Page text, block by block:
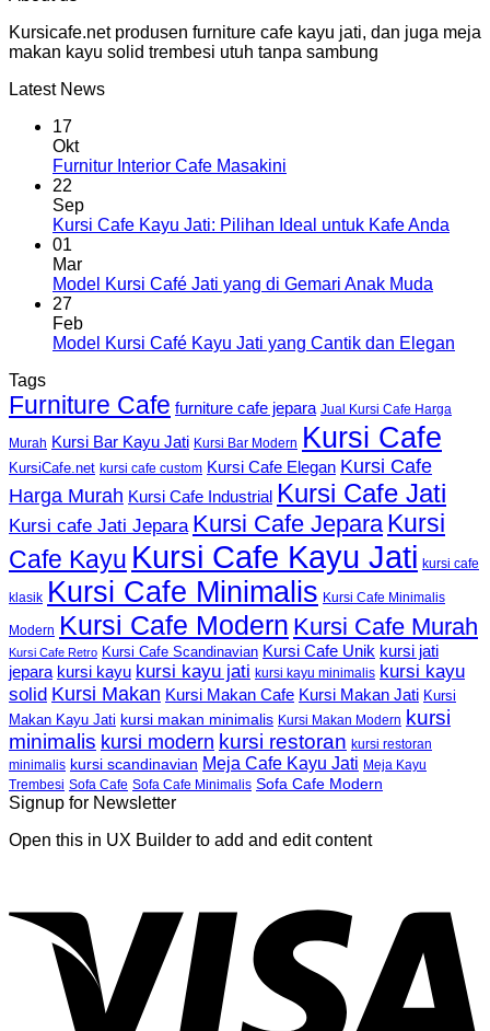
Kursicafe.net produsen furniture cafe kayu jati, dan juga meja
makan kayu solid trembesi utuh tanpa sambung
Latest News
17
Okt
Furnitur Interior Cafe Masakini
22
Sep
Kursi Cafe Kayu Jati: Pilihan Ideal untuk Kafe Anda
01
Mar
Model Kursi Café Jati yang di Gemari Anak Muda
27
Feb
Model Kursi Café Kayu Jati yang Cantik dan Elegan
Tags
Furniture Cafe furniture cafe jepara Jual Kursi Cafe Harga
Murah Kursi Bar Kayu Jati Kursi Bar Modern Kursi Cafe
KursiCafe.net kursi cafe custom Kursi Cafe Elegan Kursi Cafe
Harga Murah Kursi Cafe Industrial Kursi Cafe Jati
Kursi cafe Jati Jepara Kursi Cafe Jepara Kursi
Cafe Kayu Kursi Cafe Kayu Jati kursi cafe
klasik Kursi Cafe Minimalis Kursi Cafe Minimalis
Modern Kursi Cafe Modern Kursi Cafe Murah
Kursi Cafe Retro Kursi Cafe Scandinavian Kursi Cafe Unik kursi jati
jepara kursi kayu kursi kayu jati kursi kayu minimalis kursi kayu
solid Kursi Makan Kursi Makan Cafe Kursi Makan Jati Kursi
Makan Kayu Jati kursi makan minimalis Kursi Makan Modern kursi
minimalis kursi modern kursi restoran kursi restoran
minimalis kursi scandinavian Meja Cafe Kayu Jati Meja Kayu
Trembesi Sofa Cafe Sofa Cafe Minimalis Sofa Cafe Modern
Signup for Newsletter
Open this in UX Builder to add and edit content